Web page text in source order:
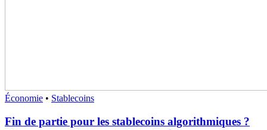
Économie • Stablecoins
Fin de partie pour les stablecoins algorithmiques ?